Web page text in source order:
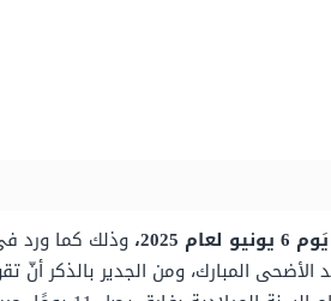
وذلك كما ورد
16 يوليو هو أول أيام عيد الأضحى المبارك، ومن